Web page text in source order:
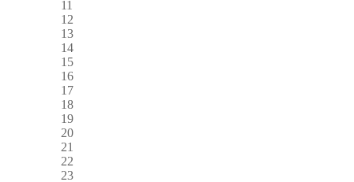
11
12
13
14
15
16
17
18
19
20
21
22
23